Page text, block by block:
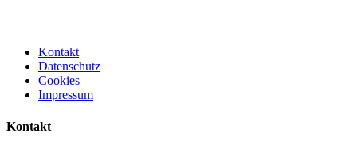
Kontakt
Datenschutz
Cookies
Impressum
Kontakt